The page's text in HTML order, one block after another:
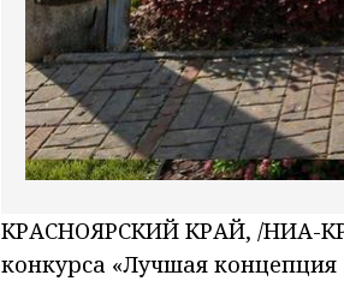
КРАСНОЯРСКИЙ КРАЙ, /НИА-
конкурса «Лучшая